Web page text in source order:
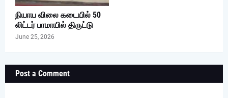
நியாய விலை கடையில் 50
லிட்டர் பாமாயில் திருட்டு
June 25, 2026
Post a Comment